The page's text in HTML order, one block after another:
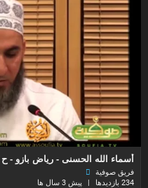
أسماء الله الحسنى - رياض بازو - ح 7
فريق صوفية
234 بازدیدها
| پیش 3 سال ها